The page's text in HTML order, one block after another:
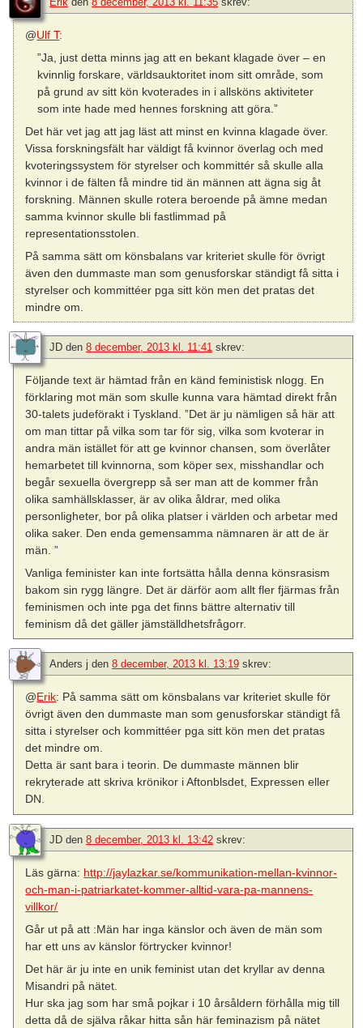
@Ulf T:
”Ja, just detta minns jag att en bekant klagade över – en
kvinnlig forskare, världsauktoritet inom sitt område, som
på grund av sitt kön kvoterades in i allsköns aktiviteter
som inte hade med hennes forskning att göra.”
Det här vet jag att jag läst att minst en kvinna klagade över.
Vissa forskningsfält har väldigt få kvinnor överlag och med
kvoteringssystem för styrelser och kommittér så skulle alla
kvinnor i de fälten få mindre tid än männen att ägna sig åt
forskning. Männen skulle rotera beroende på ämne medan
samma kvinnor skulle bli fastlimmad på
representationsstolen.
På samma sätt om könsbalans var kriteriet skulle för övrigt
även den dummaste man som genusforskar ständigt få sitta i
styrelser och kommittéer pga sitt kön men det pratas det
mindre om.
JD den 8 december, 2013 kl. 11:41 skrev:
Följande text är hämtad från en känd feministisk nlogg. En
förklaring mot män som skulle kunna vara hämtad direkt från
30-talets judeförakt i Tyskland. ”Det är ju nämligen så här att
om man tittar på vilka som tar för sig, vilka som kvoterar in
andra män istället för att ge kvinnor chansen, som överlåter
hemarbetet till kvinnorna, som köper sex, misshandlar och
begår sexuella övergrepp så ser man att de kommer från
olika samhällsklasser, är av olika åldrar, med olika
personligheter, bor på olika platser i världen och arbetar med
olika saker. Den enda gemensamma nämnaren är att de är
män. ”
Vanliga feminister kan inte fortsätta hålla denna könsrasism
bakom sin rygg längre. Det är därför aom allt fler fjärmas från
feminismen och inte pga det finns bättre alternativ till
feminism då det gäller jämställdhetsfrågorr.
Anders j den 8 december, 2013 kl. 13:19 skrev:
@Erik: På samma sätt om könsbalans var kriteriet skulle för
övrigt även den dummaste man som genusforskar ständigt få
sitta i styrelser och kommittéer pga sitt kön men det pratas
det mindre om.
Detta är sant bara i teorin. De dummaste männen blir
rekryterade att skriva krönikor i Aftonblsdet, Expressen eller
DN.
JD den 8 december, 2013 kl. 13:42 skrev:
Läs gärna: http://jaylazkar.se/kommunikation-mellan-kvinnor-
och-man-i-patriarkatet-kommer-alltid-vara-pa-mannens-
villkor/
Går ut på att :Män har inga känslor och även de män som
har ett uns av känslor förtrycker kvinnor!
Det här är ju inte en unik feminist utan det kryllar av denna
Misandri på nätet.
Hur ska jag som har små pojkar i 10 årsåldern förhålla mig till
detta då de själva råkar hitta sån här feminazism på nätet